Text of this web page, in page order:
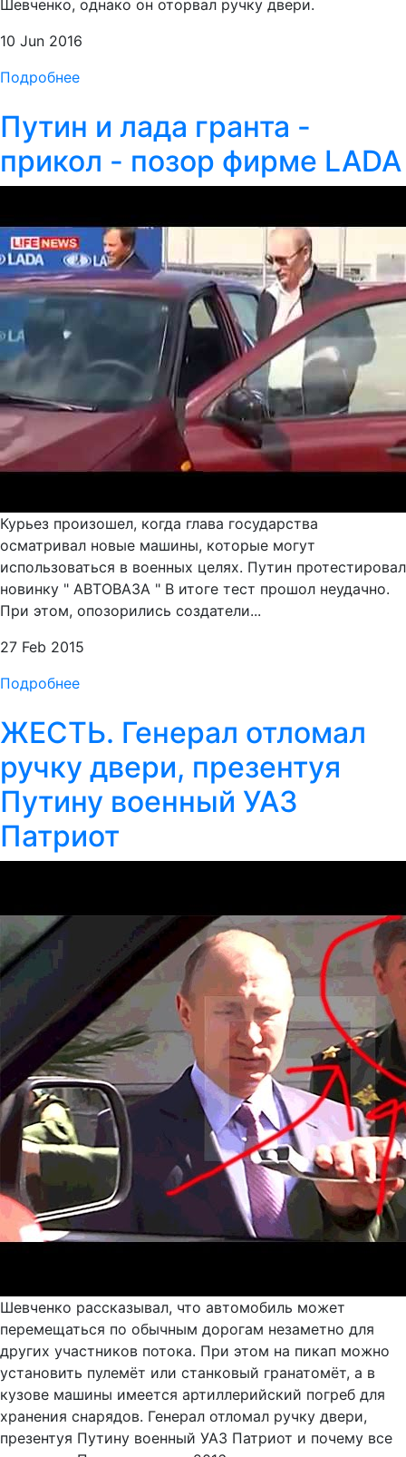
Шевченко, однако он оторвал ручку двери.
10 Jun 2016
Подробнее
Путин и лада гранта -
прикол - позор фирме LADA
Курьез произошел, когда глава государства
осматривал новые машины, которые могут
использоваться в военных целях. Путин протестировал
новинку " АВТОВАЗА " В итоге тест прошол неудачно.
При этом, опозорились создатели...
27 Feb 2015
Подробнее
ЖЕСТЬ. Генерал отломал
ручку двери, презентуя
Путину военный УАЗ
Патриот
Шевченко рассказывал, что автомобиль может
перемещаться по обычным дорогам незаметно для
других участников потока. При этом на пикап можно
установить пулемёт или станковый гранатомёт, а в
кузове машины имеется артиллерийский погреб для
хранения снарядов. Генерал отломал ручку двери,
презентуя Путину военный УАЗ Патриот и почему все